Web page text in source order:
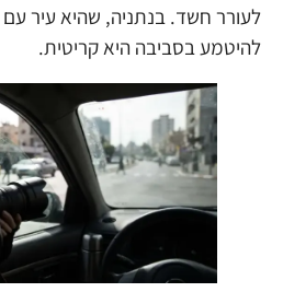
לעורר חשד. בנתניה, שהיא עיר
להיטמע בסביבה היא קריטית.